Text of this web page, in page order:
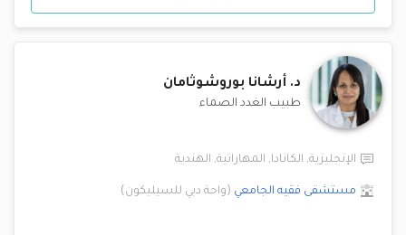
د. أرشانا بوروشوثامان
طبيب الغدد الصماء
الإنجليزية, الكانادا, المهاراتية, الهندية
مستشفى فقيه الجامعي (واحة دبي للسيليكون)